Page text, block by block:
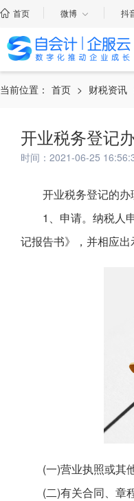
首页 微博 抖
当前位置： 首页 > 财税资讯
开业税务登记
时间：2021-06-25
开业税务登记的办
1、申请。纳税人
记报告书》，并相应出
(一)营业执照或其
(二)有关合同、章